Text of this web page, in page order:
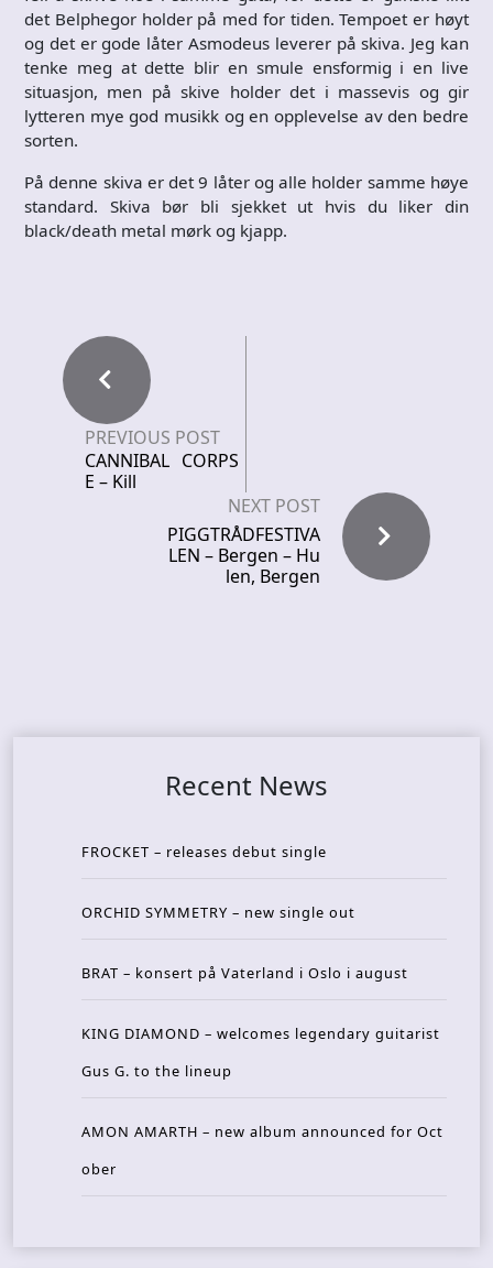
det Belphegor holder på med for tiden. Tempoet er høyt
og det er gode låter Asmodeus leverer på skiva. Jeg kan
tenke meg at dette blir en smule ensformig i en live
situasjon, men på skive holder det i massevis og gir
lytteren mye god musikk og en opplevelse av den bedre
sorten.
På denne skiva er det 9 låter og alle holder samme høye
standard. Skiva bør bli sjekket ut hvis du liker din
black/death metal mørk og kjapp.
PREVIOUS POST
CANNIBAL CORPS
E – Kill
NEXT POST
PIGGTRÅDFESTIVA
LEN – Bergen – Hu
len, Bergen
Recent News
FROCKET – releases debut single
ORCHID SYMMETRY – new single out
BRAT – konsert på Vaterland i Oslo i august
KING DIAMOND – welcomes legendary guitarist
Gus G. to the lineup
AMON AMARTH – new album announced for Oct
ober